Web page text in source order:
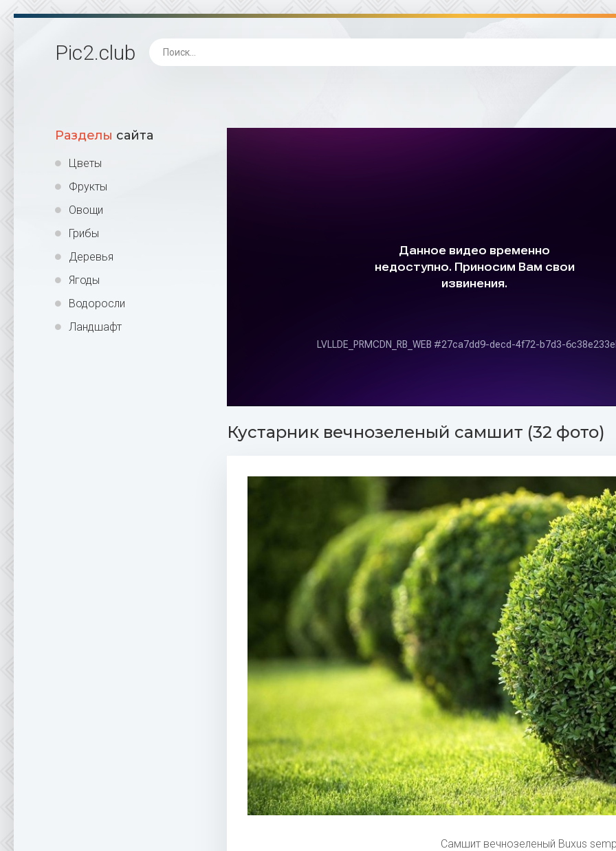
Pic2.club
Разделы сайта
Цветы
Фрукты
Овощи
Грибы
Деревья
Ягоды
Водоросли
Ландшафт
Кустарник вечнозеленый самшит (32 фото)
Самшит вечнозеленый Buxus